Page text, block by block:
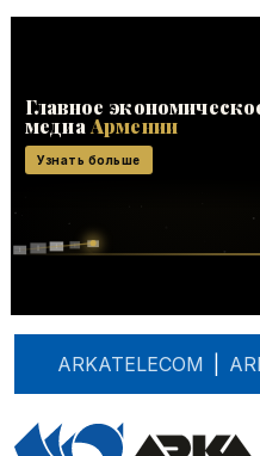
ARKATELECOM